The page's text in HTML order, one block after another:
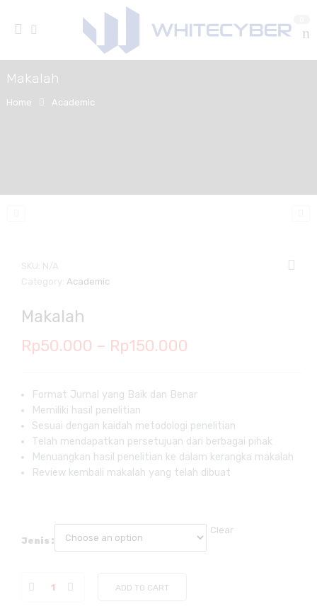
Makalah
Home Academic
SKU: N/A
Category:Academic
Makalah
Rp50.000 – Rp150.000
Rp50.000
through
Rp150.000
Format Jurnal yang Baik dan Benar
Memiliki hasil penelitian
Sesuai dengan kaidah metodologi penelitian
Telah mendapatkan persetujuan dari berbagai pihak
Menuangkan hasil penelitian ke dalam kerangka makalah
Review kembali makalah yang telah dibuat
Jenis :
Clear
ADD TO CART